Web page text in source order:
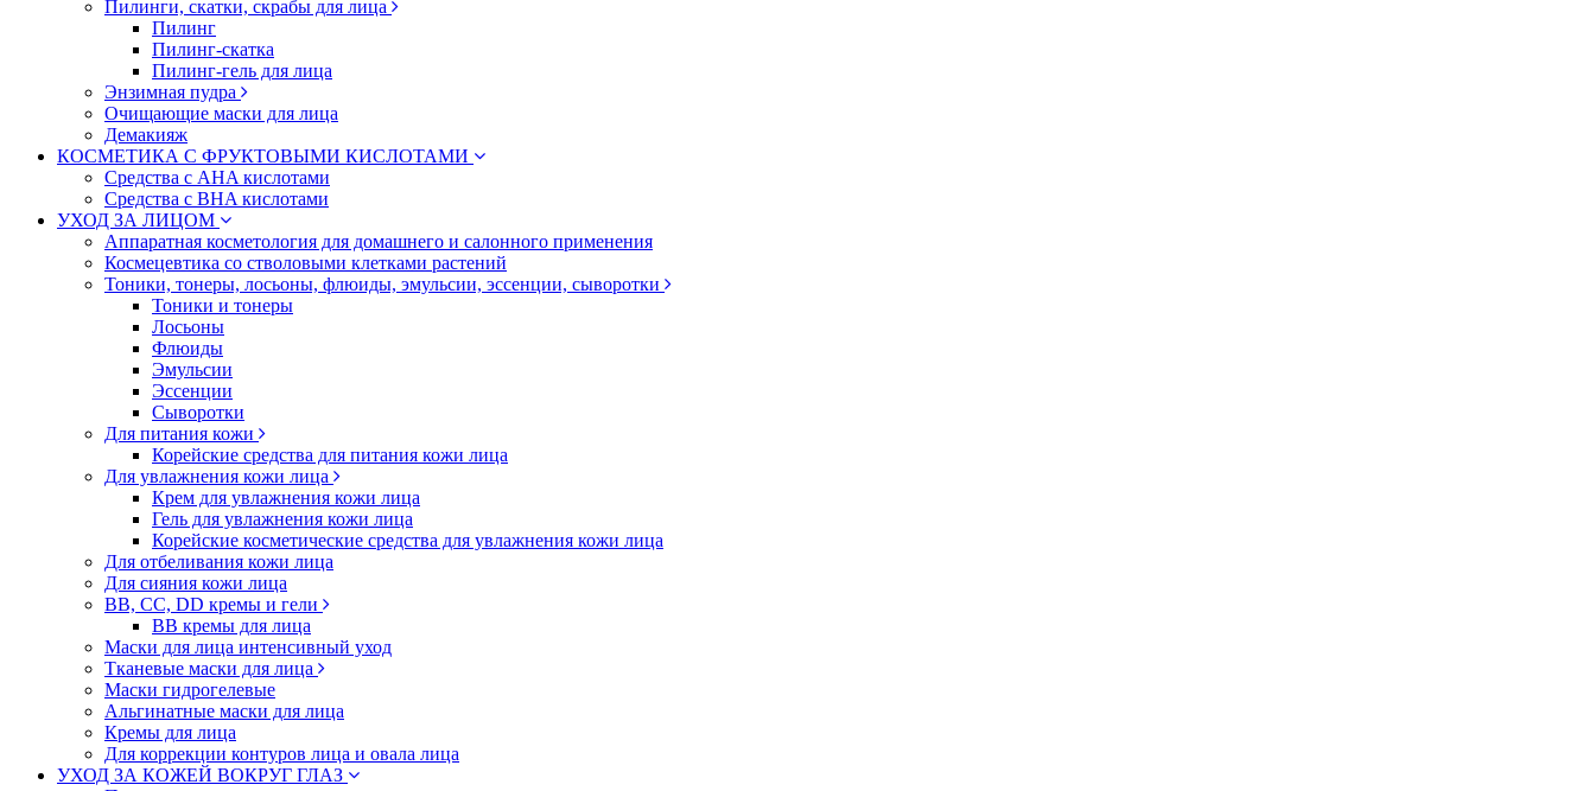
Пилинги, скатки, скрабы для лица
Пилинг
Пилинг-скатка
Пилинг-гель для лица
Энзимная пудра
Очищающие маски для лица
Демакияж
КОСМЕТИКА С ФРУКТОВЫМИ КИСЛОТАМИ
Средства с AHA кислотами
Средства с BHA кислотами
УХОД ЗА ЛИЦОМ
Аппаратная косметология для домашнего и салонного применения
Космецевтика со стволовыми клетками растений
Тоники, тонеры, лосьоны, флюиды, эмульсии, эссенции, сыворотки
Тоники и тонеры
Лосьоны
Флюиды
Эмульсии
Эссенции
Сыворотки
Для питания кожи
Корейские средства для питания кожи лица
Для увлажнения кожи лица
Крем для увлажнения кожи лица
Гель для увлажнения кожи лица
Корейские косметические средства для увлажнения кожи лица
Для отбеливания кожи лица
Для сияния кожи лица
BB, CC, DD кремы и гели
BB кремы для лица
Маски для лица интенсивный уход
Тканевые маски для лица
Маски гидрогелевые
Альгинатные маски для лица
Кремы для лица
Для коррекции контуров лица и овала лица
УХОД ЗА КОЖЕЙ ВОКРУГ ГЛАЗ